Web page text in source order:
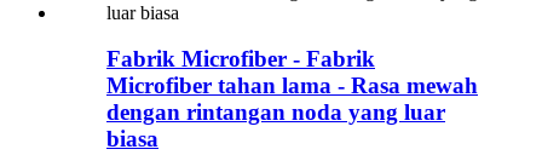
Fabrik Microfiber - Fabrik
Microfiber tahan lama - Rasa mewah
dengan rintangan noda yang luar
biasa